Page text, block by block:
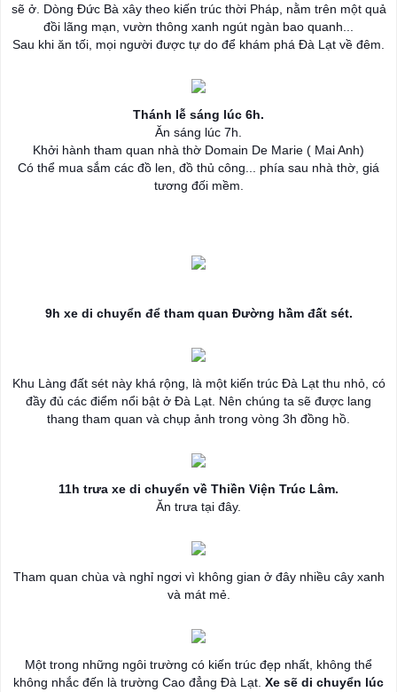
sẽ ở. Dòng Đức Bà xây theo kiến trúc thời Pháp, nằm trên một quả
đồi lãng mạn, vườn thông xanh ngút ngàn bao quanh...
Sau khi ăn tối, mọi người được tự do để khám phá Đà Lạt về đêm.
Thánh lễ sáng lúc 6h.
Ăn sáng lúc 7h.
Khởi hành tham quan nhà thờ Domain De Marie ( Mai Anh)
Có thể mua sắm các đồ len, đồ thủ công... phía sau nhà thờ, giá
tương đối mềm.
9h xe di chuyển để tham quan Đường hầm đất sét.
Khu Làng đất sét này khá rộng, là một kiến trúc Đà Lạt thu nhỏ, có
đầy đủ các điểm nổi bật ở Đà Lạt. Nên chúng ta sẽ được lang
thang tham quan và chụp ảnh trong vòng 3h đồng hồ.
11h trưa xe di chuyển về Thiền Viện Trúc Lâm.
Ăn trưa tại đây.
Tham quan chùa và nghỉ ngơi vì không gian ở đây nhiều cây xanh
và mát mẻ.
Một trong những ngôi trường có kiến trúc đẹp nhất, không thể
không nhắc đến là trường Cao đẳng Đà Lạt. Xe sẽ di chuyển lúc